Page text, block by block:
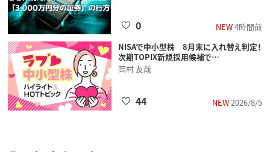
NEW4時間前
0
NISAで中小型株 8月末に入れ替え判定！
次期TOPIX新規採用候補で…
岡村 友哉
NEW2026/8/5
44